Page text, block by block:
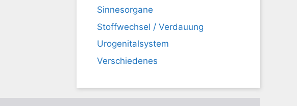
Sinnesorgane
Stoffwechsel / Verdauung
Urogenitalsystem
Verschiedenes